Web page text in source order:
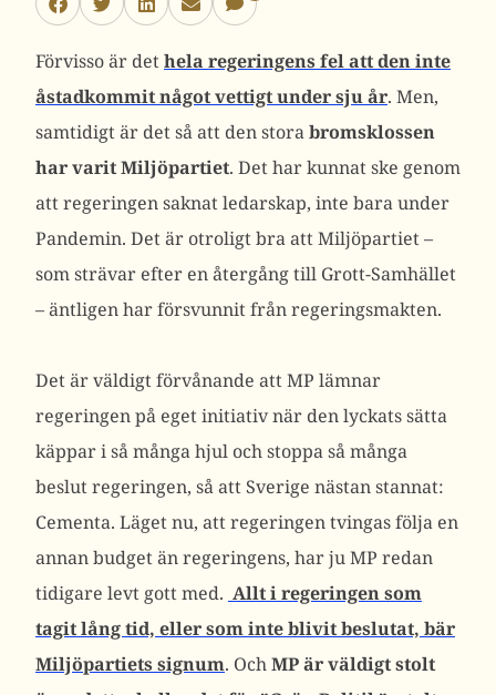
Förvisso är dethela regeringens fel att den inte
åstadkommit något vettigt under sju år. Men,
samtidigt är det så att den storabromsklossen
har varit Miljöpartiet. Det har kunnat ske genom
att regeringen saknat ledarskap, inte bara under
Pandemin. Det är otroligt bra att Miljöpartiet –
som strävar efter en återgång till Grott-Samhället
– äntligen har försvunnit från regeringsmakten.
Det är väldigt förvånande att MP lämnar
regeringen på eget initiativ när den lyckats sätta
käppar i så många hjul och stoppa så många
beslut regeringen, så att Sverige nästan stannat:
Cementa. Läget nu, att regeringen tvingas följa en
annan budget än regeringens, har ju MP redan
tidigare levt gott med. Allt i regeringen som
tagit lång tid, eller som inte blivit beslutat, bär
Miljöpartiets signum. OchMP är väldigt stolt